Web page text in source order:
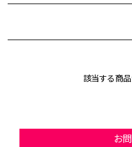
該当する商品
お